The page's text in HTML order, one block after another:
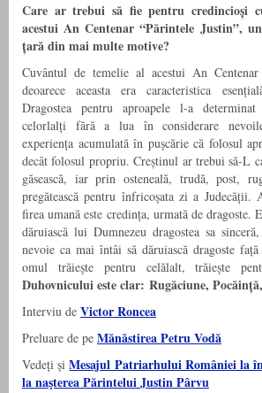
Care ar trebui să fie pentru credincioși
acestui An Centenar “Părintele Justin”,
țară din mai multe motive?
Cuvântul de temelie al acestui An
deoarece aceasta era caracteristica
Dragostea pentru aproapele l-a
celorlalți fără a lua în considerare
experiența acumulată în pușcărie că folosul
decât folosul propriu. Creștinul ar trebui să-L
găsească, iar prin osteneală, trudă, post,
pregătească pentru înfricoșata zi a Judecății.
firea umană este credința, urmată de dragoste.
dăruiască lui Dumnezeu dragostea sa
nevoie ca mai întâi să dăruiască dragoste
omul trăiește pentru celălalt, trăiește
Duhovnicului este clar: Rugăciune,
Interviu de Victor Roncea
Preluare de pe Mănăstirea Petru Vodă
Vedeți șiMesajul Patriarhului României la
la naşterea Părintelui Justin Pârvu